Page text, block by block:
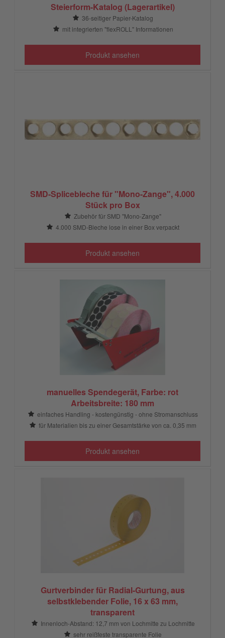
Steierform-Katalog (Lagerartikel)
36-seitiger Papier-Katalog
mit integrierten "flexROLL" Informationen
Produkt ansehen
SMD-Splicebleche für "Mono-Zange", 4.000
Stück pro Box
Zubehör für SMD "Mono-Zange"
4.000 SMD-Bleche lose in einer Box verpackt
Produkt ansehen
manuelles Spendegerät, Farbe: rot
Arbeitsbreite: 180 mm
einfaches Handling - kostengünstig - ohne Stromanschluss
für Materialien bis zu einer Gesamtstärke von ca. 0,35 mm
Produkt ansehen
Gurtverbinder für Radial-Gurtung, aus
selbstklebender Folie, 16 x 63 mm,
transparent
Innenloch-Abstand: 12,7 mm von Lochmitte zu Lochmitte
sehr reißfeste transparente Folie